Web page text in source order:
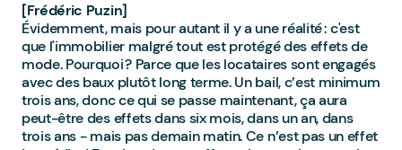
[Frédéric Puzin]
Évidemment, mais pour autant il y a une réalité : c'est
que l'immobilier malgré tout est protégé des effets de
mode. Pourquoi ? Parce que les locataires sont engagés
avec des baux plutôt long terme. Un bail, c’est minimum
trois ans, donc ce qui se passe maintenant, ça aura
peut-être des effets dans six mois, dans un an, dans
trois ans - mais pas demain matin. Ce n’est pas un effet